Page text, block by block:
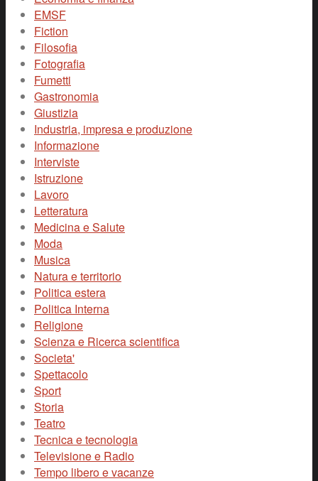
EMSF
Fiction
Filosofia
Fotografia
Fumetti
Gastronomia
Giustizia
Industria, impresa e produzione
Informazione
Interviste
Istruzione
Lavoro
Letteratura
Medicina e Salute
Moda
Musica
Natura e territorio
Politica estera
Politica Interna
Religione
Scienza e Ricerca scientifica
Societa'
Spettacolo
Sport
Storia
Teatro
Tecnica e tecnologia
Televisione e Radio
Tempo libero e vacanze